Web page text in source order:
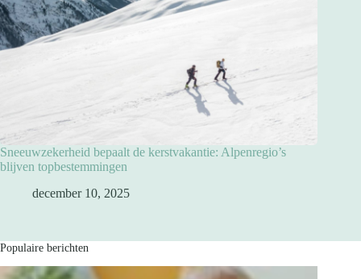
Sneeuwzekerheid bepaalt de kerstvakantie: Alpenregio’s
blijven topbestemmingen
december 10, 2025
Populaire berichten